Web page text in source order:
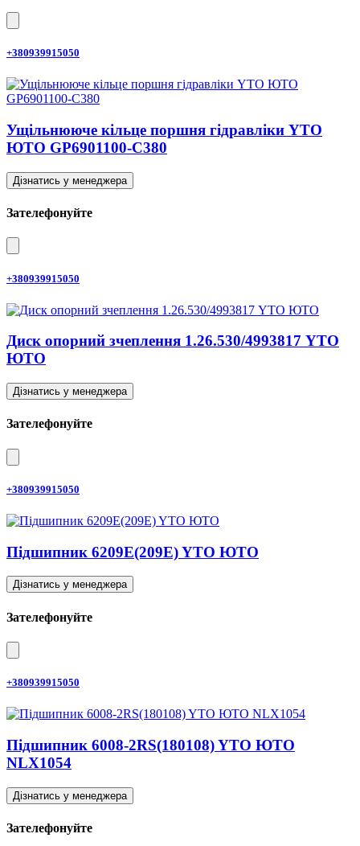
+380939915050
Ущільнююче кільце поршня гідравліки YTO
ЮТО GP6901100-C380
Дізнатись у менеджера
Зателефонуйте
+380939915050
Диск опорний зчеплення 1.26.530/4993817 YTO
ЮТО
Дізнатись у менеджера
Зателефонуйте
+380939915050
Підшипник 6209E(209E) YTO ЮТО
Дізнатись у менеджера
Зателефонуйте
+380939915050
Підшипник 6008-2RS(180108) YTO ЮТО
NLX1054
Дізнатись у менеджера
Зателефонуйте